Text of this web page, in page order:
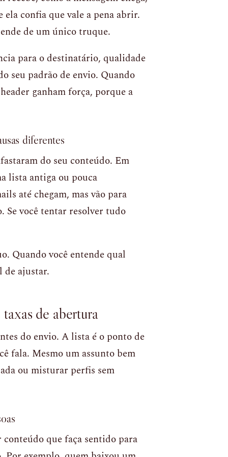
ela confia que vale a pena abrir.
de um único truque.
para o destinatário, qualidade
seu padrão de envio. Quando
ganham força, porque a
diferentes
do seu conteúdo. Em
lista antiga ou pouca
até chegam, mas vão para
Se você tentar resolver tudo
Quando você entende qual
de ajustar.
de abertura
do envio. A lista é o ponto de
fala. Mesmo um assunto bem
ou misturar perfis sem
que faça sentido para